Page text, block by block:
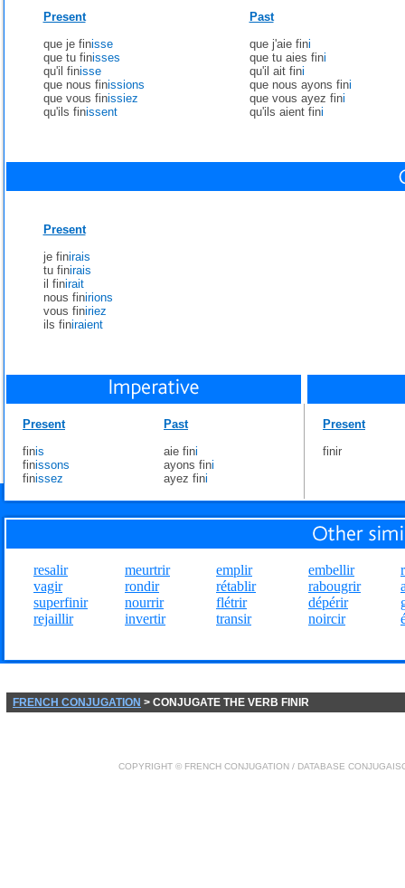
Present
que je finisse
que tu finisses
qu'il finisse
que nous finissions
que vous finissiez
qu'ils finissent
Past
que j'aie fini
que tu aies fini
qu'il ait fini
que nous ayons fini
que vous ayez fini
qu'ils aient fini
Present
je finirais
tu finirais
il finirait
nous finirions
vous finiriez
ils finiraient
Present
finis
finissons
finissez
Past
aie fini
ayons fini
ayez fini
Present
finir
resalir
vagir
superfinir
rejaillir
meurtrir
rondir
nourrir
invertir
emplir
rétablir
flétrir
transir
embellir
rabougrir
dépérir
noircir
FRENCH CONJUGATION > CONJUGATE THE VERB FINIR
COPYRIGHT © FRENCH CONJUGATION / DATABASE